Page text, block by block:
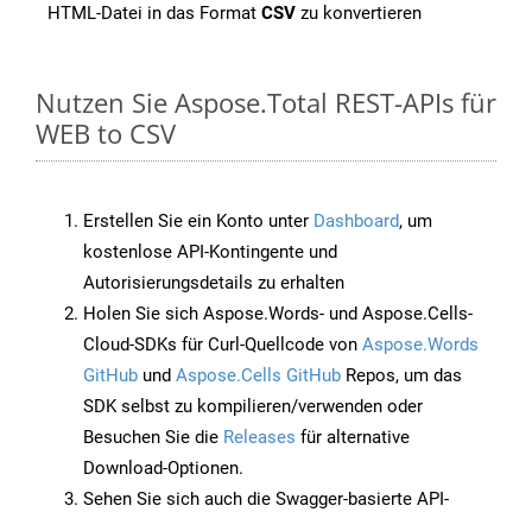
HTML-Datei in das Format CSV zu konvertieren
Nutzen Sie Aspose.Total REST-APIs für
WEB to CSV
Erstellen Sie ein Konto unter Dashboard, um
kostenlose API-Kontingente und
Autorisierungsdetails zu erhalten
Holen Sie sich Aspose.Words- und Aspose.Cells-
Cloud-SDKs für Curl-Quellcode von Aspose.Words
GitHub und Aspose.Cells GitHub Repos, um das
SDK selbst zu kompilieren/verwenden oder
Besuchen Sie die Releases für alternative
Download-Optionen.
Sehen Sie sich auch die Swagger-basierte API-